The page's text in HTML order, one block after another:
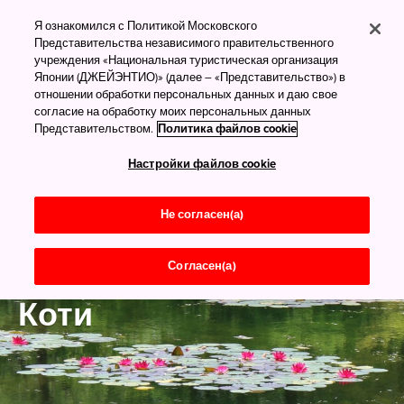
Сикоку
Коти
Я ознакомился с Политикой Московского
Представительства независимого правительственного
учреждения «Национальная туристическая организация
Японии (ДЖЕЙЭНТИО)» (далее – «Представительство») в
отношении обработки персональных данных и даю свое
согласие на обработку моих персональных данных
Представительством. Политика файлов cookie
Настройки файлов cookie
Не согласен(а)
Согласен(а)